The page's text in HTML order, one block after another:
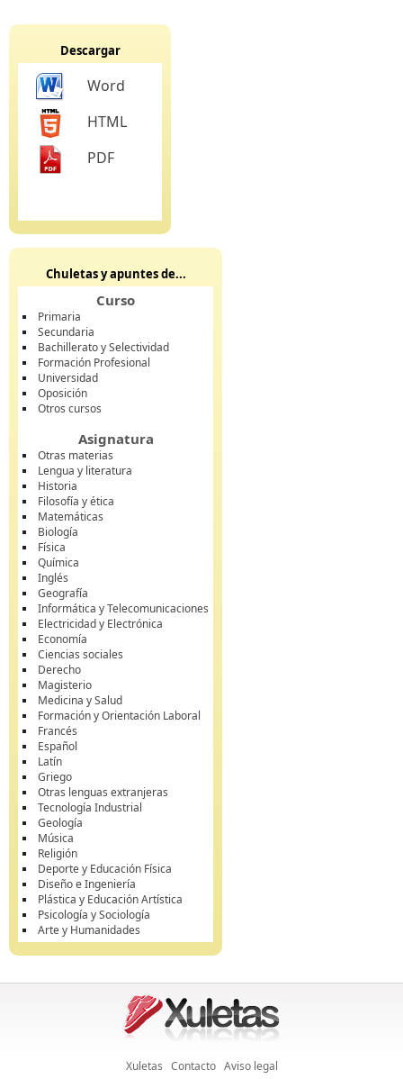
Descargar
Word
HTML
PDF
Chuletas y apuntes de...
Curso
Primaria
Secundaria
Bachillerato y Selectividad
Formación Profesional
Universidad
Oposición
Otros cursos
Asignatura
Otras materias
Lengua y literatura
Historia
Filosofía y ética
Matemáticas
Biología
Física
Química
Inglés
Geografía
Informática y Telecomunicaciones
Electricidad y Electrónica
Economía
Ciencias sociales
Derecho
Magisterio
Medicina y Salud
Formación y Orientación Laboral
Francés
Español
Latín
Griego
Otras lenguas extranjeras
Tecnología Industrial
Geología
Música
Religión
Deporte y Educación Física
Diseño e Ingeniería
Plástica y Educación Artística
Psicología y Sociología
Arte y Humanidades
Xuletas Contacto Aviso legal